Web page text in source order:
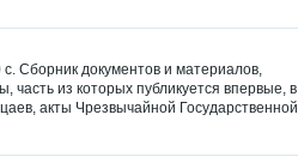
Сборник документов и материалов,
из которых публикуется впервые, в
акты Чрезвычайной Государственной